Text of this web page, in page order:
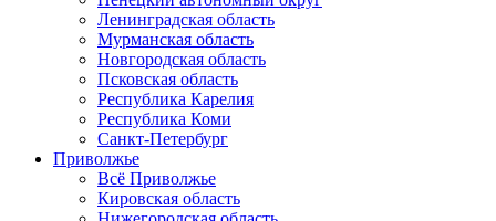
Ленинградская область
Мурманская область
Новгородская область
Псковская область
Республика Карелия
Республика Коми
Санкт-Петербург
Приволжье
Всё Приволжье
Кировская область